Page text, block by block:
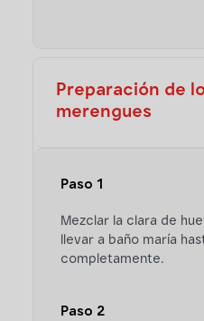
Preparación de
merengues
Paso 1
Mezclar la clara de
llevar a baño maría
completamente.
Paso 2